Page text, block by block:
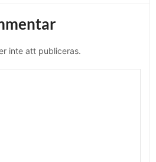
inte att publiceras.